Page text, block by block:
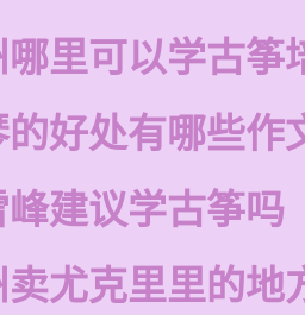
里可以学古筝
的好处有哪些作
峰建议学古筝吗
尤克里里的地